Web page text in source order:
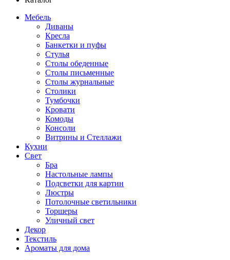
Мебель
Диваны
Кресла
Банкетки и пуфы
Стулья
Столы обеденные
Столы письменные
Столы журнальные
Столики
Тумбочки
Кровати
Комоды
Консоли
Витрины и Стеллажи
Кухни
Свет
Бра
Настольные лампы
Подсветки для картин
Люстры
Потолочные светильники
Торшеры
Уличный свет
Декор
Текстиль
Ароматы для дома